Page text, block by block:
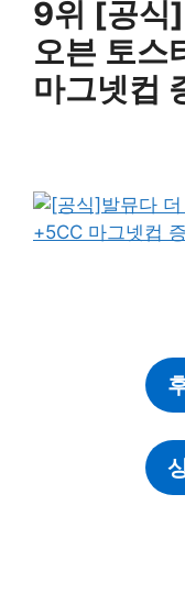
9위 [공식
오븐 토스
마그넷컵